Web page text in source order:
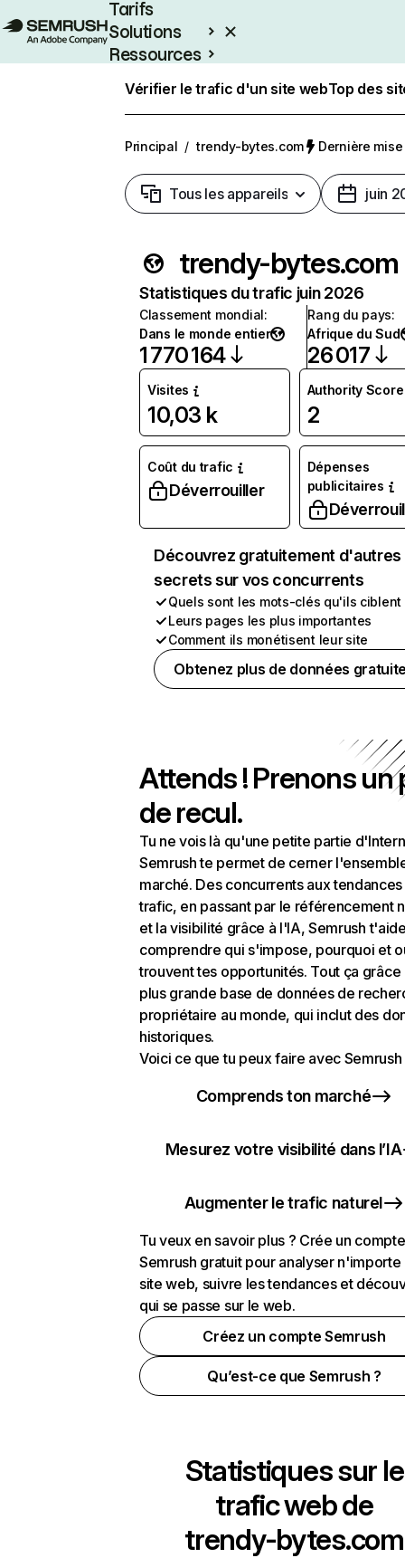
Tarifs
Solutions
Ressources
Vérifier le trafic d'un site webTop des
Principal / trendy-bytes.com Dernière
Tous les appareils juin
trendy-bytes.com
Statistiques du trafic juin 2026
Classement mondial:
Dans le monde entier
1 770 164
Rang du pays:
Afrique du Sud
26 017
Visites
10,03 k
Authority Score
2
Coût du trafic
Déverrouiller
Dépenses
publicitaires
Découvrez gratuitement d'autres
secrets sur vos concurrents
Quels sont les mots-clés qu'ils ciblent
Leurs pages les plus importantes
Comment ils monétisent leur site
Obtenez plus de données
Attends ! Prenons un
de recul.
Tu ne vois là qu'une petite partie
Semrush te permet de cerner
marché. Des concurrents aux
trafic, en passant par le référencement
et la visibilité grâce à l'IA, Semrush
comprendre qui s'impose, pourquoi et
trouvent tes opportunités. Tout ça grâce
plus grande base de données de
propriétaire au monde, qui inclut des
historiques.
Voici ce que tu peux faire avec Semrush
Comprends ton marché
Mesurez votre visibilité dans l’IA
Augmenter le trafic naturel
Tu veux en savoir plus ? Crée un compte
Semrush gratuit pour analyser n'importe
site web, suivre les tendances et
qui se passe sur le web.
Créez un compte Semrush
Qu’est-ce que Semrush ?
Statistiques sur le
trafic web de
trendy-bytes.com